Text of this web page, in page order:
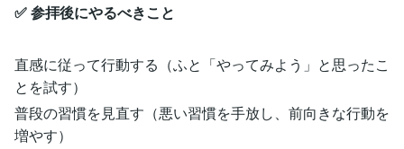
✅ 参拝後にやるべきこと
直感に従って行動する（ふと「やってみよう」と思ったこ
とを試す）
普段の習慣を見直す（悪い習慣を手放し、前向きな行動を
増やす）